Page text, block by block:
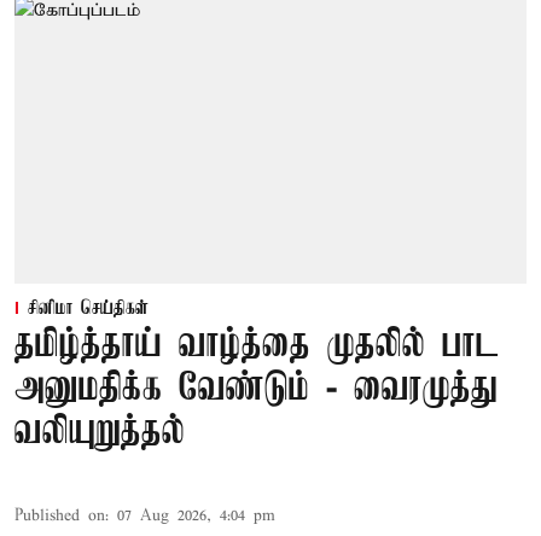
சினிமா செய்திகள்
தமிழ்த்தாய் வாழ்த்தை முதலில் பாட
அனுமதிக்க வேண்டும் - வைரமுத்து
வலியுறுத்தல்
Published on: 07 Aug 2026, 4:04 pm